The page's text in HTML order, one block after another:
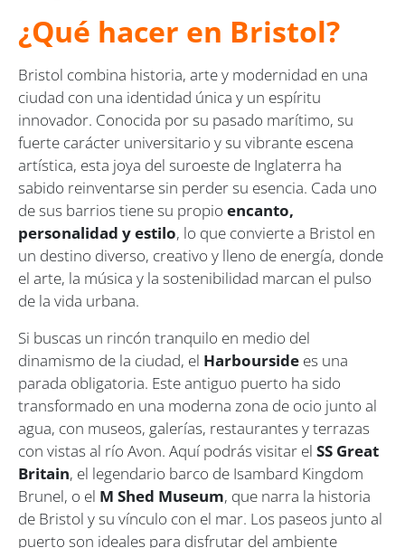
¿Qué hacer en Bristol?
Bristol combina historia, arte y modernidad en una
ciudad con una identidad única y un espíritu
innovador. Conocida por su pasado marítimo, su
fuerte carácter universitario y su vibrante escena
artística, esta joya del suroeste de Inglaterra ha
sabido reinventarse sin perder su esencia. Cada uno
de sus barrios tiene su propio encanto,
personalidad y estilo, lo que convierte a Bristol en
un destino diverso, creativo y lleno de energía, donde
el arte, la música y la sostenibilidad marcan el pulso
de la vida urbana.
Si buscas un rincón tranquilo en medio del
dinamismo de la ciudad, el Harbourside es una
parada obligatoria. Este antiguo puerto ha sido
transformado en una moderna zona de ocio junto al
agua, con museos, galerías, restaurantes y terrazas
con vistas al río Avon. Aquí podrás visitar el SS Great
Britain, el legendario barco de Isambard Kingdom
Brunel, o el M Shed Museum, que narra la historia
de Bristol y su vínculo con el mar. Los paseos junto al
puerto son ideales para disfrutar del ambiente